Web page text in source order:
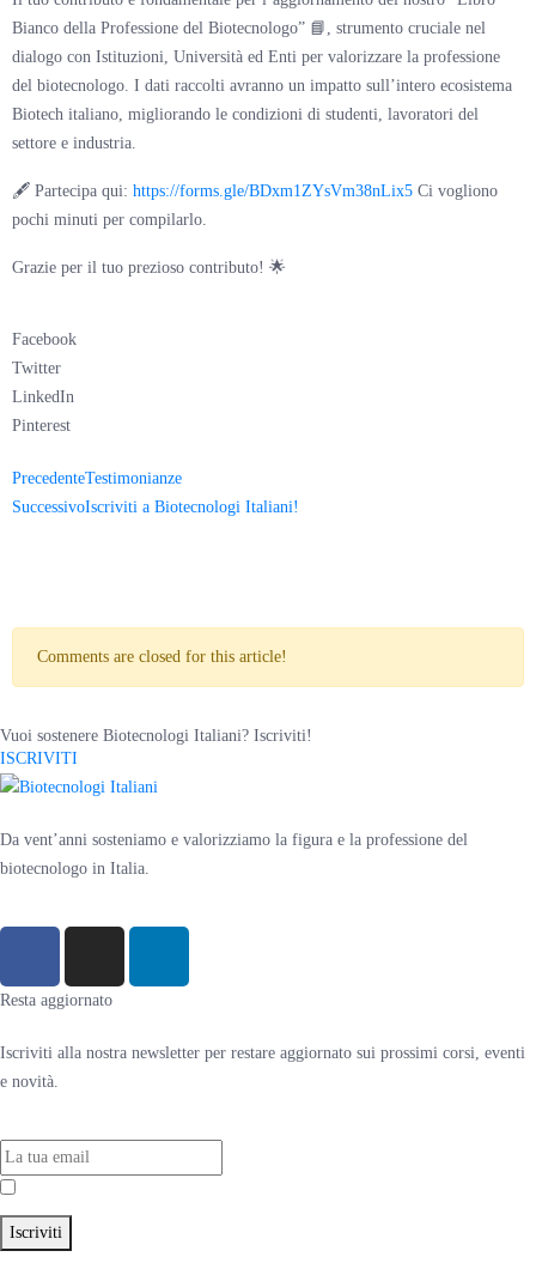
Bianco della Professione del Biotecnologo” 📘, strumento cruciale nel
dialogo con Istituzioni, Università ed Enti per valorizzare la professione
del biotecnologo. I dati raccolti avranno un impatto sull’intero ecosistema
Biotech italiano, migliorando le condizioni di studenti, lavoratori del
settore e industria.
🖋 Partecipa qui: https://forms.gle/BDxm1ZYsVm38nLix5 Ci vogliono
pochi minuti per compilarlo.
Grazie per il tuo prezioso contributo! 🌟
Facebook
Twitter
LinkedIn
Pinterest
PrecedenteTestimonianze
SuccessivoIscriviti a Biotecnologi Italiani!
Comments are closed for this article!
Vuoi sostenere Biotecnologi Italiani? Iscriviti!
ISCRIVITI
Da vent’anni sosteniamo e valorizziamo la figura e la professione del
biotecnologo in Italia.
Resta aggiornato
Iscriviti alla nostra newsletter per restare aggiornato sui prossimi corsi, eventi
e novità.
Iscriviti